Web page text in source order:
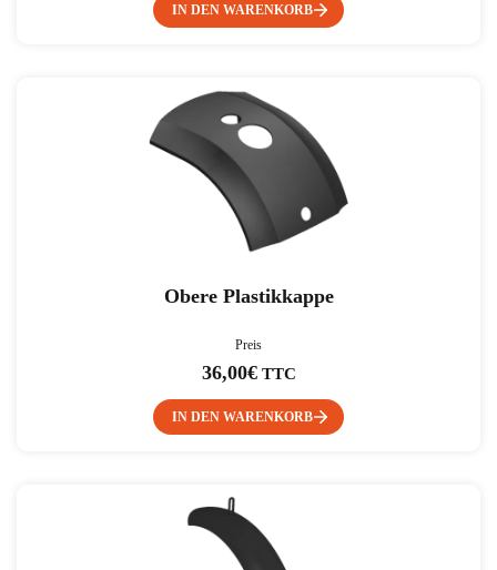
IN DEN WARENKORB
Obere Plastikkappe
Preis
36,00€TTC
IN DEN WARENKORB